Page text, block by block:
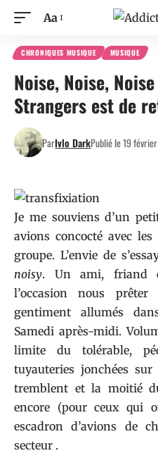
Aa
CHRONIQUES MUSIQUE MUSIQUE
Noise, Noise,
Strangers est de
ParIvlo DarkPublié le 19
Je me souviens d’un
avions concocté avec
groupe. L’envie de
noisy. Un ami, friand
l’occasion nous
gentiment allumés
Samedi après-midi.
limite du tolérable,
tuyauteries jonchées
tremblent et la moitié
encore (pour ceux qui
escadron d’avions de
secteur .